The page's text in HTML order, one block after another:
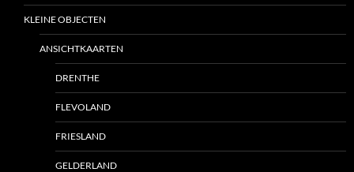
KLEINE OBJECTEN
ANSICHTKAARTEN
DRENTHE
FLEVOLAND
FRIESLAND
GELDERLAND